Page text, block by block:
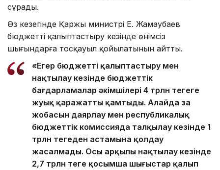
сұрады.
Өз кезегінде Қаржы министрі Е. Жамаубаев
бюджетті қалыптастыру кезінде өнімсіз
шығындарға тосқауыл қойылатынын айтты.
«Егер бюджетті қалыптастыру мен
нақтылау кезінде бюджеттік
бағдарламалар әкімшілері 4 трлн теңгеге
жуық қаражатты қамтыды. Алайда заң
жобасын даярлау мен республикалық
бюджеттік комиссияда талқылау кезінде 1
трлн теңгеден астамына қолдау
жасалмады. Осы арқылы нақтылау кезінде
2,7 трлн теңге қосымша шығыстар қалып